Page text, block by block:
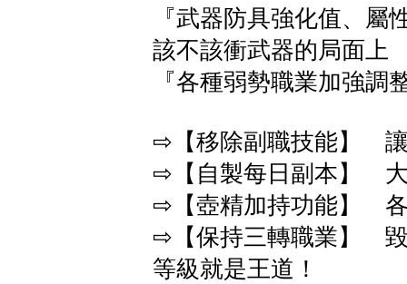
『武器防具強化值、
該不該衝武器的局面上
『各種弱勢職業加強調
⇨【移除副職技能】 讓
⇨【自製每日副本】 大
⇨【壺精加持功能】 各
⇨【保持三轉職業】 毀
等級就是王道！